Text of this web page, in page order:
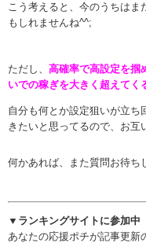
こう考えると、今のうちはま
もしれませんね^^;
ただし、 高確率で高設定を掴
いでの稼ぎを大きく超えてく
自分も何とか設定狙いが立ち
きたいと思ってるので、お互
何かあれば、また質問お待ち
▼ランキングサイトに参加中
あなたの応援ポチが記事更